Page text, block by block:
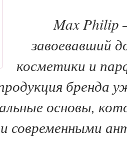
Max Philip
завоевавший
косметики и
бренда
основы,
и современными